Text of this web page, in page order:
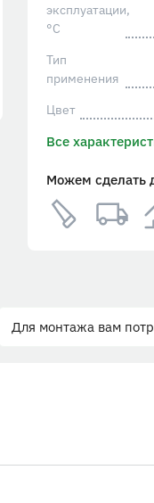
эксплуатации,
°С
Тип
применения
Цвет
Все
Можем сделать
Для монтажа вам